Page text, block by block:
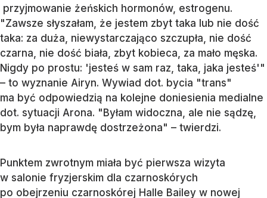
przyjmowanie żeńskich hormonów, estrogenu.
"Zawsze słyszałam, że jestem zbyt taka lub nie dość
taka: za duża, niewystarczająco szczupła, nie dość
czarna, nie dość biała, zbyt kobieca, za mało męska.
Nigdy po prostu: 'jesteś w sam raz, taka, jaka jesteś'"
– to wyznanie Airyn. Wywiad dot. bycia "trans"
ma być odpowiedzią na kolejne doniesienia medialne
dot. sytuacji Arona. "Byłam widoczna, ale nie sądzę,
bym była naprawdę dostrzeżona" – twierdzi.
Punktem zwrotnym miała być pierwsza wizyta
w salonie fryzjerskim dla czarnoskórych
po obejrzeniu czarnoskórej Halle Bailey w nowej